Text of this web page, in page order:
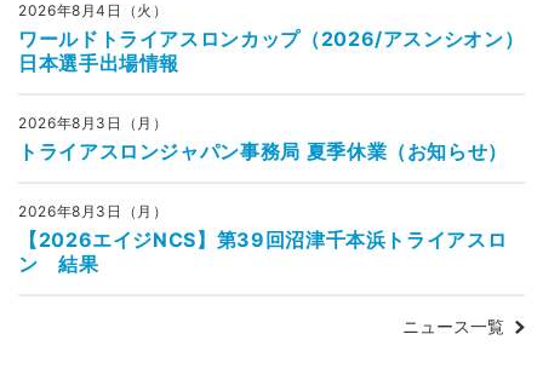
2026年8月4日（火）
ワールドトライアスロンカップ（2026/アスンシオン）
日本選手出場情報
2026年8月3日（月）
トライアスロンジャパン事務局 夏季休業（お知らせ）
2026年8月3日（月）
【2026エイジNCS】第39回沼津千本浜トライアスロ
ン 結果
ニュース一覧